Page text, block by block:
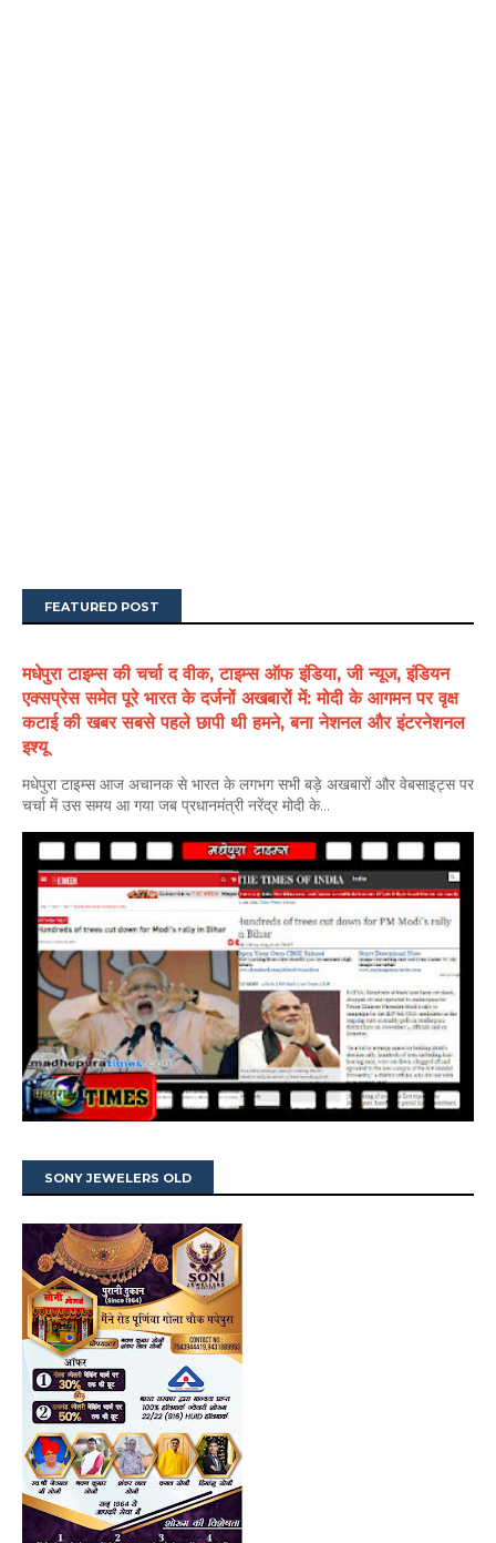
FEATURED POST
मधेपुरा टाइम्स की चर्चा द वीक, टाइम्स ऑफ इंडिया, जी न्यूज, इंडियन
एक्सप्रेस समेत पूरे भारत के दर्जनों अखबारों में: मोदी के आगमन पर वृक्ष
कटाई की खबर सबसे पहले छापी थी हमने, बना नेशनल और इंटरनेशनल
इश्यू
मधेपुरा टाइम्स आज अचानक से भारत के लगभग सभी बड़े अखबारों और वेबसाइट्स पर
चर्चा में उस समय आ गया जब प्रधानमंत्री नरेंद्र मोदी के...
SONY JEWELERS OLD